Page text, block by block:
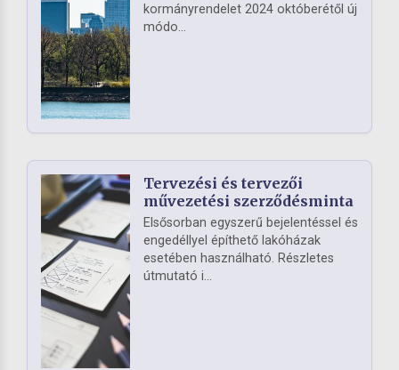
kormányrendelet 2024 októberétől új
módo...
Tervezési és tervezői
művezetési szerződésminta
Elsősorban egyszerű bejelentéssel és
engedéllyel építhető lakóházak
esetében használható. Részletes
útmutató i...